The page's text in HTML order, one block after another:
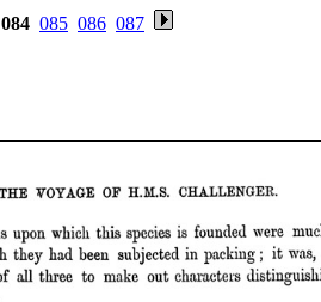
084 085 086 087